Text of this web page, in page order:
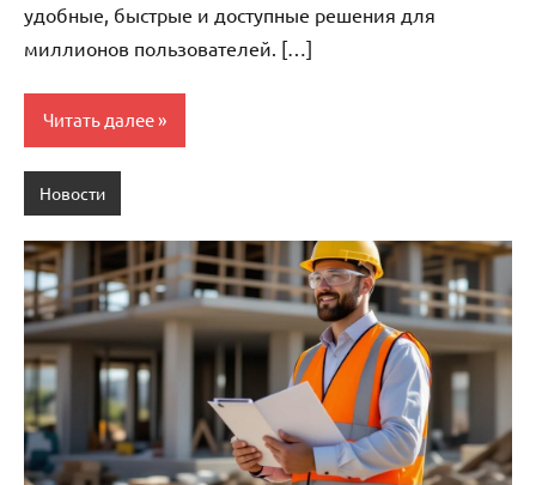
удобные, быстрые и доступные решения для
миллионов пользователей. […]
Читать далее
Новости